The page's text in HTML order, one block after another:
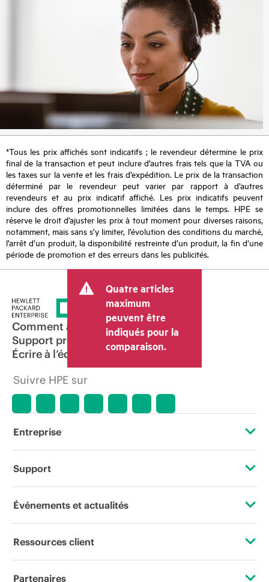
*Tous les prix affichés sont indicatifs ; le revendeur détermine le prix
final de la transaction et peut inclure d’autres frais tels que la TVA ou
les taxes sur la vente et les frais d’expédition. Le prix de la transaction
déterminé par le revendeur peut varier par rapport à d’autres
revendeurs et au prix indicatif affiché. Les prix indicatifs peuvent
inclure des offres promotionnelles limitées dans le temps. HPE se
réserve le droit d’ajuster les prix à tout moment pour diverses raisons,
notamment, mais sans s’y limiter, l’évolution des conditions du marché,
l’arrêt d’un produit, la disponibilité restreinte d’un produit, la fin d’une
période de promotion et des erreurs dans les publicités.
Quatre articles
maximum
peuvent être
indiqués pour la
comparaison.
Comment acheter
Support produit
Écrire à l’équipe commerciale
Suivre HPE sur
Entreprise
À propos de HPE
Responsabilité d’entreprise
HPE Labs
Support
Services d’assistance opérationnelle (OSS)
Événements et actualités
Événements
Ressources client
Nous contacter
Partenaires